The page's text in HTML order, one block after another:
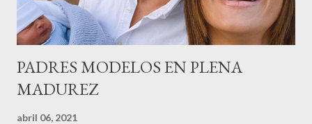
años peinando almas, creando belleza,i...
PADRES MODELOS EN PLENA
MADUREZ
abril 06, 2021